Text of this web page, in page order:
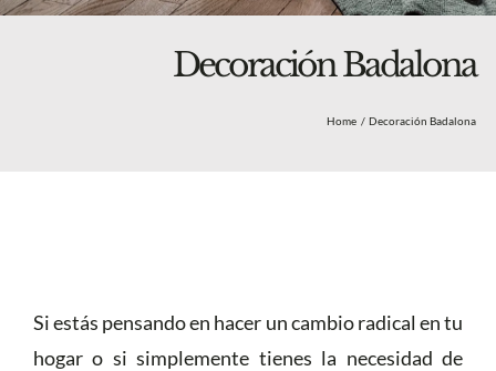
Decoración Badalona
Home Decoración Badalona
Si estás pensando en hacer un cambio radical en tu
hogar o si simplemente tienes la necesidad de